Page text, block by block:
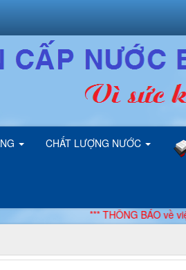
CHẤT LƯỢNG NƯỚC
*** THÔNG BÁO về việc